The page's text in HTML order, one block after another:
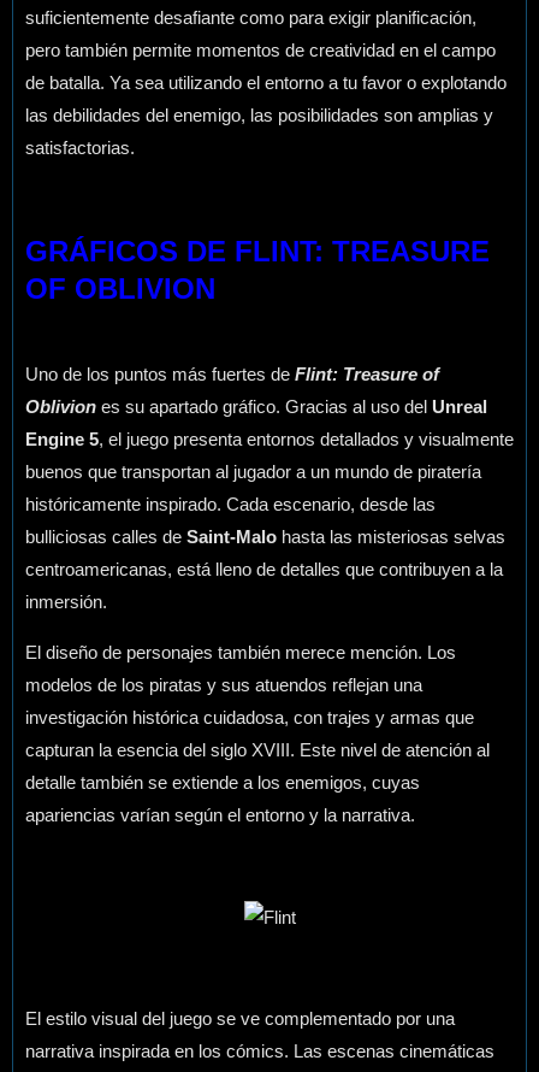
suficientemente desafiante como para exigir planificación,
pero también permite momentos de creatividad en el campo
de batalla. Ya sea utilizando el entorno a tu favor o explotando
las debilidades del enemigo, las posibilidades son amplias y
satisfactorias.
GRÁFICOS DE FLINT: TREASURE
OF OBLIVION
Uno de los puntos más fuertes de Flint: Treasure of
Oblivion es su apartado gráfico. Gracias al uso del Unreal
Engine 5, el juego presenta entornos detallados y visualmente
buenos que transportan al jugador a un mundo de piratería
históricamente inspirado. Cada escenario, desde las
bulliciosas calles de Saint-Malo hasta las misteriosas selvas
centroamericanas, está lleno de detalles que contribuyen a la
inmersión.
El diseño de personajes también merece mención. Los
modelos de los piratas y sus atuendos reflejan una
investigación histórica cuidadosa, con trajes y armas que
capturan la esencia del siglo XVIII. Este nivel de atención al
detalle también se extiende a los enemigos, cuyas
apariencias varían según el entorno y la narrativa.
El estilo visual del juego se ve complementado por una
narrativa inspirada en los cómics. Las escenas cinemáticas